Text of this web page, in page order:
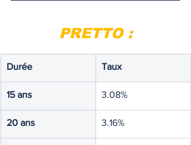
PRETTO :
Durée Taux
15 ans 3.08%
20 ans 3.16%